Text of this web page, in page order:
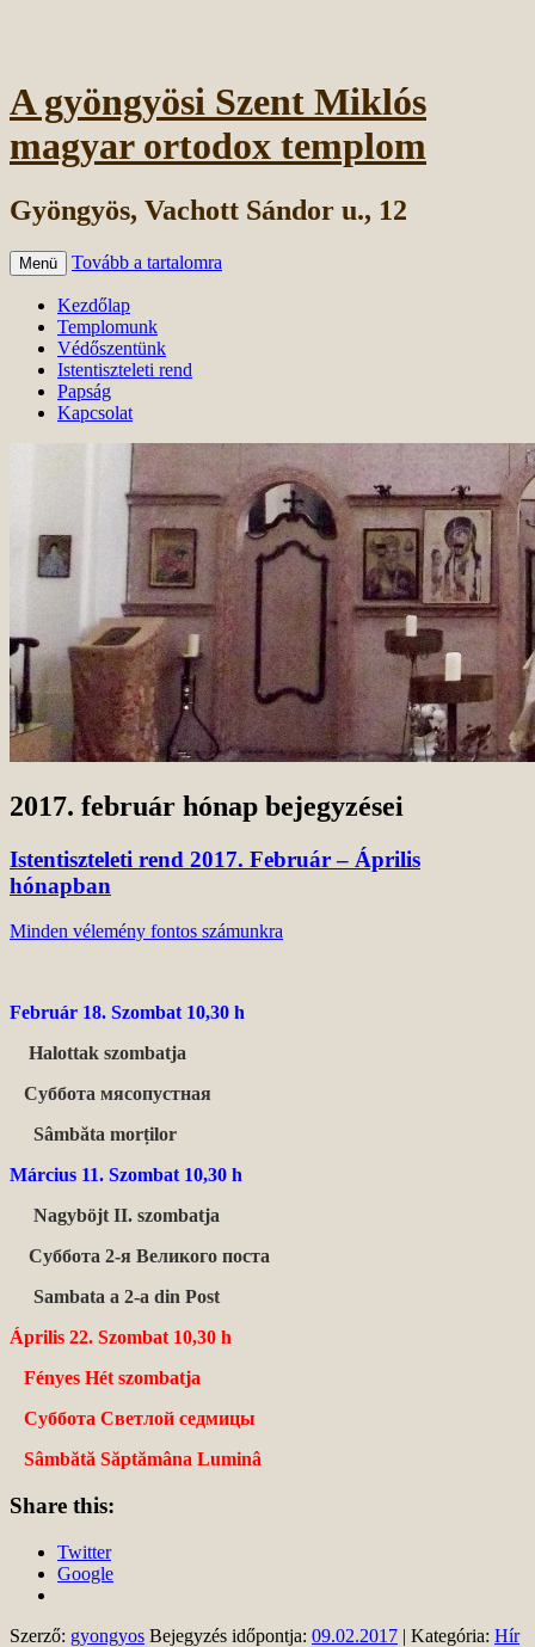
A gyöngyösi Szent Miklós
magyar ortodox templom
Gyöngyös, Vachott Sándor u., 12
Menü Tovább a tartalomra
Kezdőlap
Templomunk
Védőszentünk
Istentiszteleti rend
Papság
Kapcsolat
2017. február hónap bejegyzései
Istentiszteleti rend 2017. Február – Április
hónapban
Minden vélemény fontos számunkra
Február 18. Szombat 10,30 h
Ηalottak szombatja
Суббота мясопустная
Sâmbăta morților
Március 11. Szombat 10,30 h
Nagyböjt II. szombatja
Суббота 2-я Великого поста
Sambata a 2-a din Post
Április 22. Szombat 10,30 h
Fényes Hét szombatja
Суббота Светлой седмицы
Sâmbătă Săptămâna Luminâ
Share this:
Twitter
Google
Szerző: gyongyos Bejegyzés időpontja: 09.02.2017 | Kategória: Hír